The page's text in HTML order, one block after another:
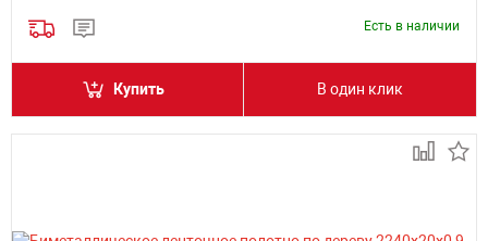
Есть в наличии
Купить В один клик